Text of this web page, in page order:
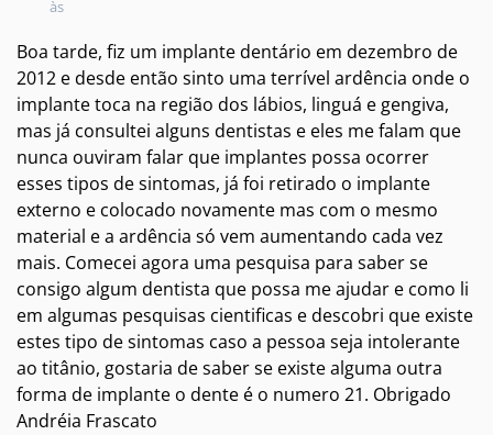
às
Boa tarde, fiz um implante dentário em dezembro de
2012 e desde então sinto uma terrível ardência onde o
implante toca na região dos lábios, linguá e gengiva,
mas já consultei alguns dentistas e eles me falam que
nunca ouviram falar que implantes possa ocorrer
esses tipos de sintomas, já foi retirado o implante
externo e colocado novamente mas com o mesmo
material e a ardência só vem aumentando cada vez
mais. Comecei agora uma pesquisa para saber se
consigo algum dentista que possa me ajudar e como li
em algumas pesquisas cientificas e descobri que existe
estes tipo de sintomas caso a pessoa seja intolerante
ao titânio, gostaria de saber se existe alguma outra
forma de implante o dente é o numero 21. Obrigado
Andréia Frascato